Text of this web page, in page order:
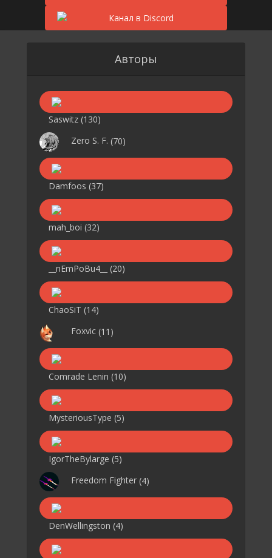
Авторы
Saswitz (130)
Zero S. F. (70)
Damfoos (37)
mah_boi (32)
__nEmPoBu4__ (20)
ChaoSiT (14)
Foxvic (11)
Comrade Lenin (10)
MysteriousType (5)
IgorTheBylarge (5)
Freedom Fighter (4)
DenWellingston (4)